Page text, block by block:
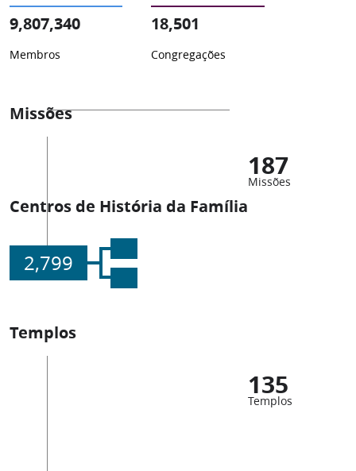
9,807,340
Membros
18,501
Congregações
Missões
187
Missões
Centros de História da Família
2,799
Templos
135
Templos